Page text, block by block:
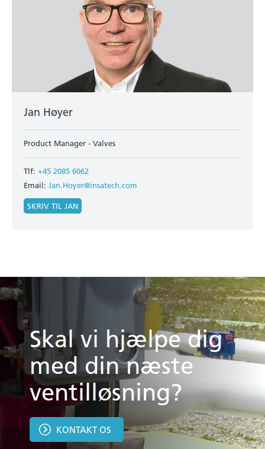
Jan Høyer
Product Manager - Valves
Tlf: +45 2085 6062
Email: Jan.Hoyer@insatech.com
SKRIV TIL JAN
Skal vi hjælpe dig
med din næste
ventilløsning?
KONTAKT OS